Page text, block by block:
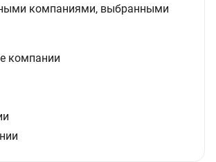
компаниями, выбранными
компании